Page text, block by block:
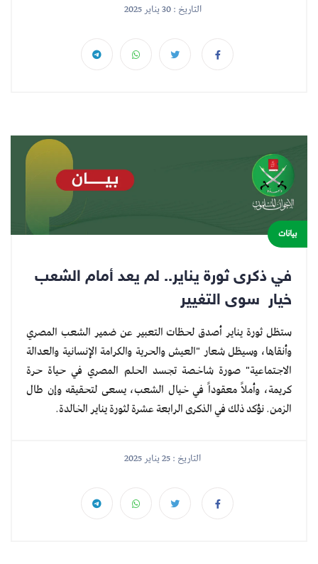
التاريخ : 30 يناير 2025
بيانات
في ذكرى ثورة يناير.. لم يعد أمام الشعب
خيار سوى التغيير
ستظل ثورة يناير أصدق لحظات التعبير عن ضمير الشعب المصري
وأنقاها، وسيظل شعار "العيش والحرية والكرامة الإنسانية والعدالة
الاجتماعية" صورة شاخصة تجسد الحلم المصري في حياة حرة
كريمة، وأملاً معقوداً في خيال الشعب، يسعى لتحقيقه وإن طال
الزمن. نؤكد ذلك في الذكرى الرابعة عشرة لثورة يناير الخالدة.
التاريخ : 25 يناير 2025